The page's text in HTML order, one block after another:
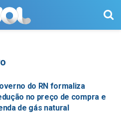
do RN formaliza
no preço de compra e
de gás natural